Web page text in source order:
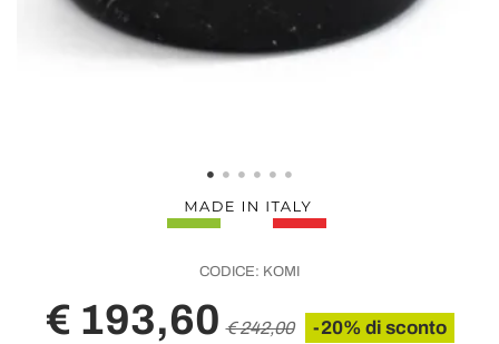
CODICE: KOMI
€ 193,60 € 242,00 -20% di sconto